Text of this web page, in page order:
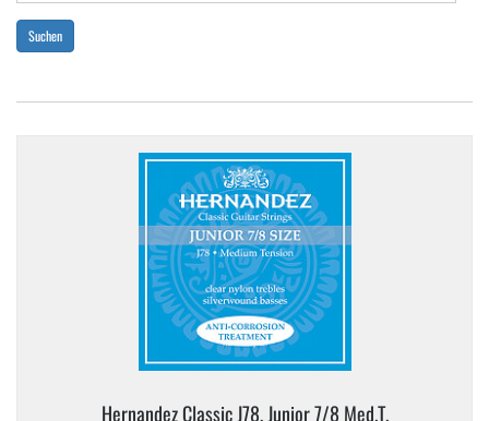
Suchen
Hernandez Classic J78, Junior 7/​8 Med.​T.